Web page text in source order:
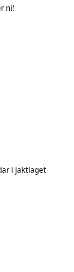
ni!
i jaktlaget